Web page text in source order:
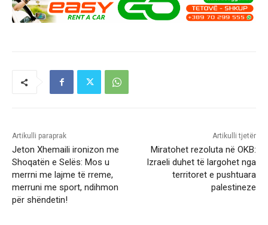
Artikulli paraprak
Jeton Xhemaili ironizon me
Shoqatën e Selës: Mos u
merrni me lajme të rreme,
merruni me sport, ndihmon
për shëndetin!
Artikulli tjetër
Miratohet rezoluta në OKB:
Izraeli duhet të largohet nga
territoret e pushtuara
palestineze